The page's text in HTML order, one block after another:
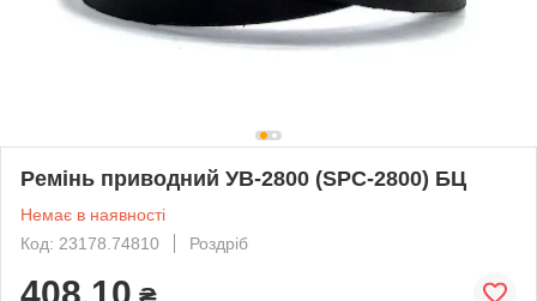
Ремінь приводний УВ-2800 (SPC-2800) БЦ
Немає в наявності
Код: 23178.74810
Роздріб
408,10